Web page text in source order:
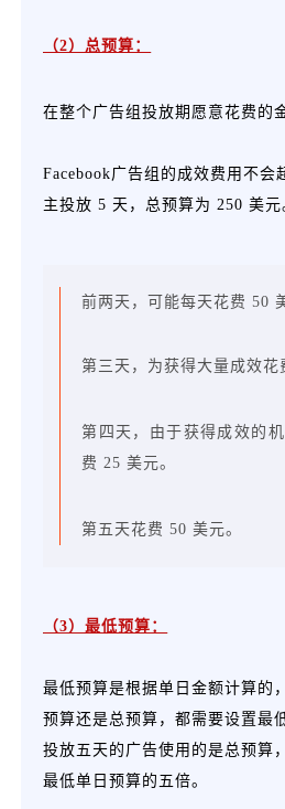
（2）总预算：
在整个广告组投放期愿意花费的
Facebook广告组的成效费用不会
主投放 5 天，总预算为 250 美元
前两天，可能每天花费 50
第三天，为获得大量成效花
第四天，由于获得成效的
费 25 美元。
第五天花费 50 美元。
（3）最低预算：
最低预算是根据单日金额计算的
预算还是总预算，都需要设置最
投放五天的广告使用的是总预算
最低单日预算的五倍。